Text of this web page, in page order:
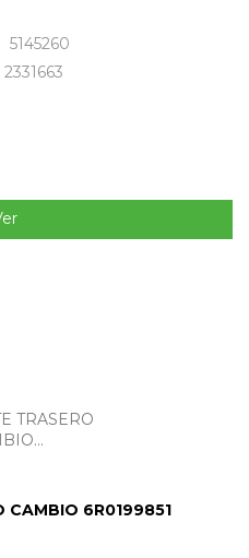
5145260
2331663
CAMBIO 6R0199851